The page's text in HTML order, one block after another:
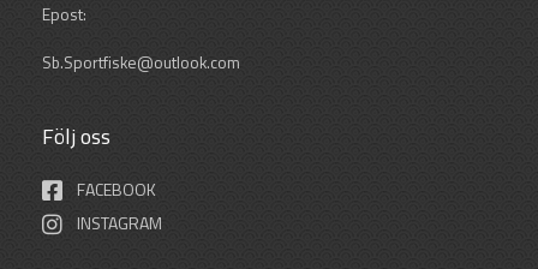
Epost:
Sb.Sportfiske@outlook.com
Följ oss
FACEBOOK
INSTAGRAM